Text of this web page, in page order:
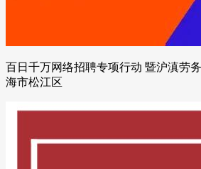
百日千万网络招聘专项行动 暨沪滇劳
海市松江区